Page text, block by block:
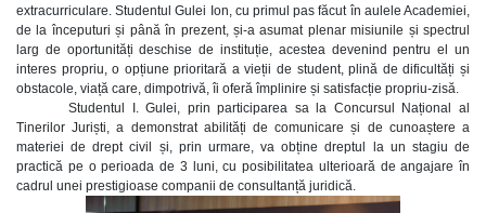
extracurriculare. Studentul Gulei Ion, cu primul pas făcut în aulele Academiei,
de la începuturi și până în prezent, și-a asumat plenar misiunile și spectrul
larg de oportunități deschise de instituție, acestea devenind pentru el un
interes propriu, o opțiune prioritară a vieții de student, plină de dificultăți și
obstacole, viață care, dimpotrivă, îi oferă împlinire și satisfacție propriu-zisă.
Studentul I. Gulei, prin participarea sa la Concursul Național al
Tinerilor Juriști, a demonstrat abilități de comunicare și de cunoaștere a
materiei de drept civil și, prin urmare, va obține dreptul la un stagiu de
practică pe o perioada de 3 luni, cu posibilitatea ulterioară de angajare în
cadrul unei prestigioase companii de consultanță juridică.